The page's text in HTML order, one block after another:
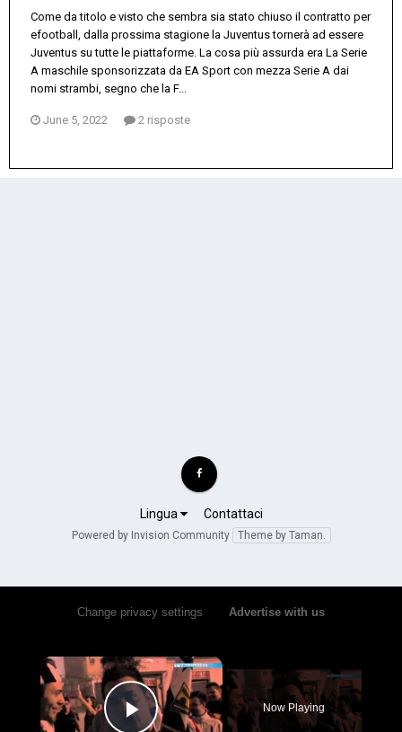
Come da titolo e visto che sembra sia stato chiuso il contratto per
efootball, dalla prossima stagione la Juventus tornerà ad essere
Juventus su tutte le piattaforme. La cosa più assurda era La Serie
A maschile sponsorizzata da EA Sport con mezza Serie A dai
nomi strambi, segno che la F...
June 5, 2022 2 risposte
Lingua Contattaci
Powered by Invision Community Theme by Taman.
Change privacy settings Advertise with us
×
Now Playing